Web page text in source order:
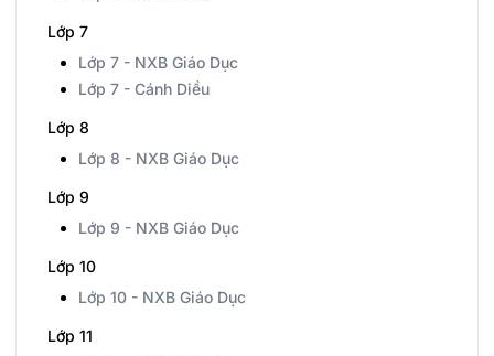
Lớp 7
Lớp 7 - NXB Giáo Dục
Lớp 7 - Cánh Diều
Lớp 8
Lớp 8 - NXB Giáo Dục
Lớp 9
Lớp 9 - NXB Giáo Dục
Lớp 10
Lớp 10 - NXB Giáo Dục
Lớp 11